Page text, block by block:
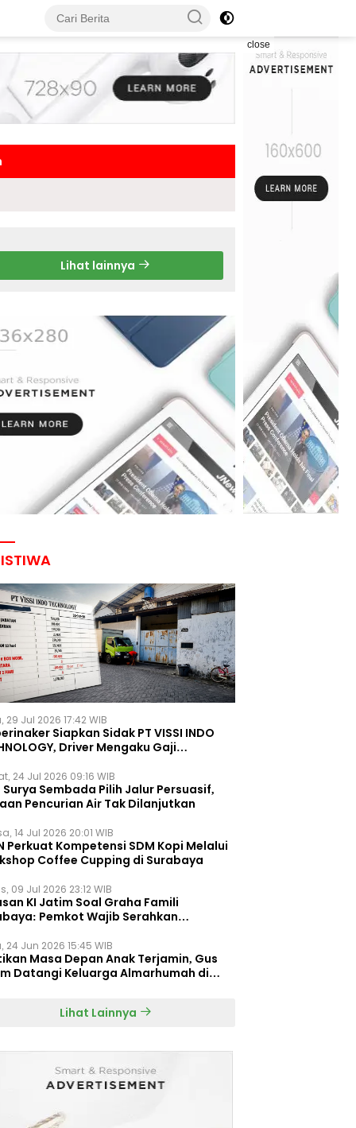
close
Lihat lainnya
29 Jul 2026 17:42 WIB
Siapkan Sidak PT VISSI INDO
Driver Mengaku Gaji
24 Jul 2026 09:16 WIB
Surya Sembada Pilih Jalur Persuasif,
Pencurian Air Tak Dilanjutkan
14 Jul 2026 20:01 WIB
Perkuat Kompetensi SDM Kopi Melalui
Coffee Cupping di Surabaya
09 Jul 2026 23:12 WIB
KI Jatim Soal Graha Famili
Pemkot Wajib Serahkan
24 Jun 2026 15:45 WIB
Masa Depan Anak Terjamin, Gus
Datangi Keluarga Almarhumah di
Lihat Lainnya